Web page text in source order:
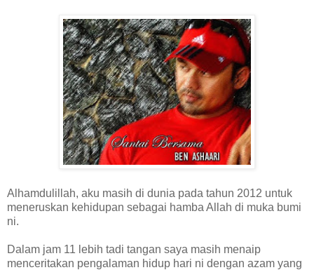
Alhamdulillah, aku masih di dunia pada tahun 2012 untuk
meneruskan kehidupan sebagai hamba Allah di muka bumi
ni.
Dalam jam 11 lebih tadi tangan saya masih menaip
menceritakan pengalaman hidup hari ni dengan azam yang